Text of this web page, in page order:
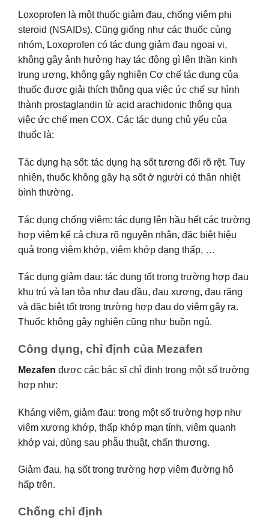
Loxoprofen là một thuốc giảm đau, chống viêm phi
steroid (NSAIDs). Cũng giống như các thuốc cùng
nhóm, Loxoprofen có tác dụng giảm đau ngoại vi,
không gây ảnh hưởng hay tác động gì lên thần kinh
trung ương, không gây nghiện Cơ chế tác dụng của
thuốc được giải thích thông qua việc ức chế sự hình
thành prostaglandin từ acid arachidonic thông qua
việc ức chế men COX. Các tác dụng chủ yếu của
thuốc là:
Tác dụng hạ sốt: tác dụng hạ sốt tương đối rõ rệt. Tuy
nhiên, thuốc không gây hạ sốt ở người có thân nhiệt
bình thường.
Tác dụng chống viêm: tác dụng lên hầu hết các trường
hợp viêm kể cả chưa rõ nguyên nhân, đặc biệt hiệu
quả trong viêm khớp, viêm khớp dạng thấp, …
Tác dụng giảm đau: tác dụng tốt trong trường hợp đau
khu trú và lan tỏa như đau đầu, đau xương, đau răng
và đặc biệt tốt trong trường hợp đau do viêm gây ra.
Thuốc không gây nghiện cũng như buồn ngủ.
Công dụng, chỉ định của Mezafen
Mezafen được các bác sĩ chỉ định trong một số trường
hợp như:
Kháng viêm, giảm đau: trong một số trường hợp như
viêm xương khớp, thấp khớp mạn tính, viêm quanh
khớp vai, dùng sau phẫu thuật, chấn thương.
Giảm đau, hạ sốt trong trường hợp viêm đường hô
hấp trên.
Chống chỉ định